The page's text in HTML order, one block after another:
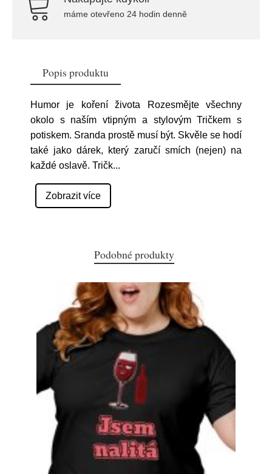
máme otevřeno 24 hodin denně
Popis produktu
Humor je koření života Rozesmějte všechny
okolo s naším vtipným a stylovým Tričkem s
potiskem. Sranda prostě musí být. Skvěle se hodí
také jako dárek, který zaručí smích (nejen) na
každé oslavě. Tričk...
Zobrazit více
Podobné produkty